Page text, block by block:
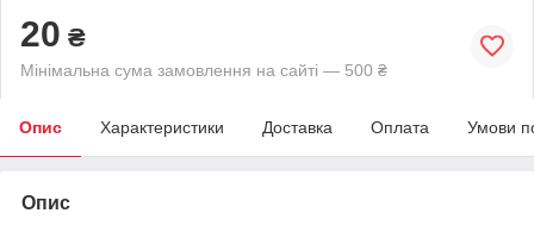
20 ₴
Мінімальна сума замовлення на сайті — 500 ₴
Опис Характеристики Доставка Оплата Умови
Опис